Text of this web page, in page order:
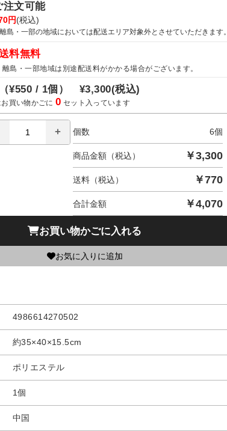
注文可能
円(税込)
島・一部の地域においては配送エリア対象外とさせていただきます。
料無料
島・一部地域は別途配送料がかかる場合がございます。
¥550 / 1個） ¥3,300(税込)
お買い物かごに0 セット入っています
個数 6個
商品金額（税込） ￥3,300
送料（税込） ￥770
合計金額 ￥4,070
お買い物かごに入れる
お気に入りに追加
4986614270502
約35×40×15.5cm
ポリエステル
1個
中国